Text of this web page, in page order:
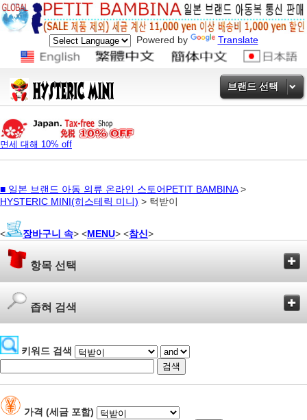
Powered by Translate
브랜드 선택
면세 대해 10% off
■ 일본 브랜드 아동 의류 온라인 스토어PETIT BAMBINA>
HYSTERIC MINI(히스테릭 미니) > 턱받이
< 장바구니 속> <MENU> <참신>
항목 선택
좁혀 검색
키워드 검색
가격 (세금 포함)